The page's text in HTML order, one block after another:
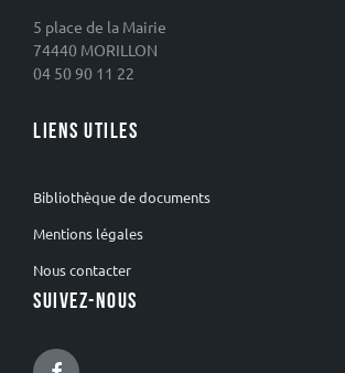
5 place de la Mairie
74440 MORILLON
04 50 90 11 22
LIENS UTILES
Bibliothèque de documents
Mentions légales
Nous contacter
SUIVEZ-NOUS